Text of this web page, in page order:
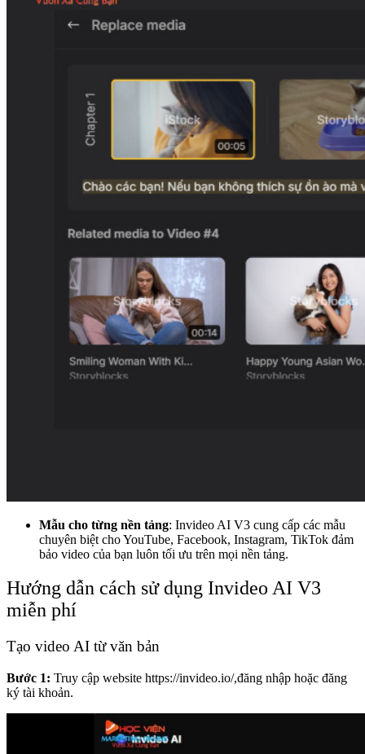
Mẫu cho từng nền tảng: Invideo AI V3 cung cấp các mẫu
chuyên biệt cho YouTube, Facebook, Instagram, TikTok đảm
bảo video của bạn luôn tối ưu trên mọi nền tảng.
Hướng dẫn cách sử dụng Invideo AI V3
miễn phí
Tạo video AI từ văn bản
Bước 1: Truy cập website https://invideo.io/,đăng nhập hoặc đăng
ký tài khoản.